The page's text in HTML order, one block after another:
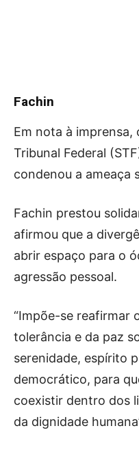
Fachin
Em nota à imprensa,
Tribunal Federal
condenou a ameaça
Fachin prestou
afirmou que a
abrir espaço para o
agressão pessoal.
“Impõe-se reafirmar
tolerância e da paz
serenidade, espírito
democrático, para
coexistir dentro dos
da dignidade